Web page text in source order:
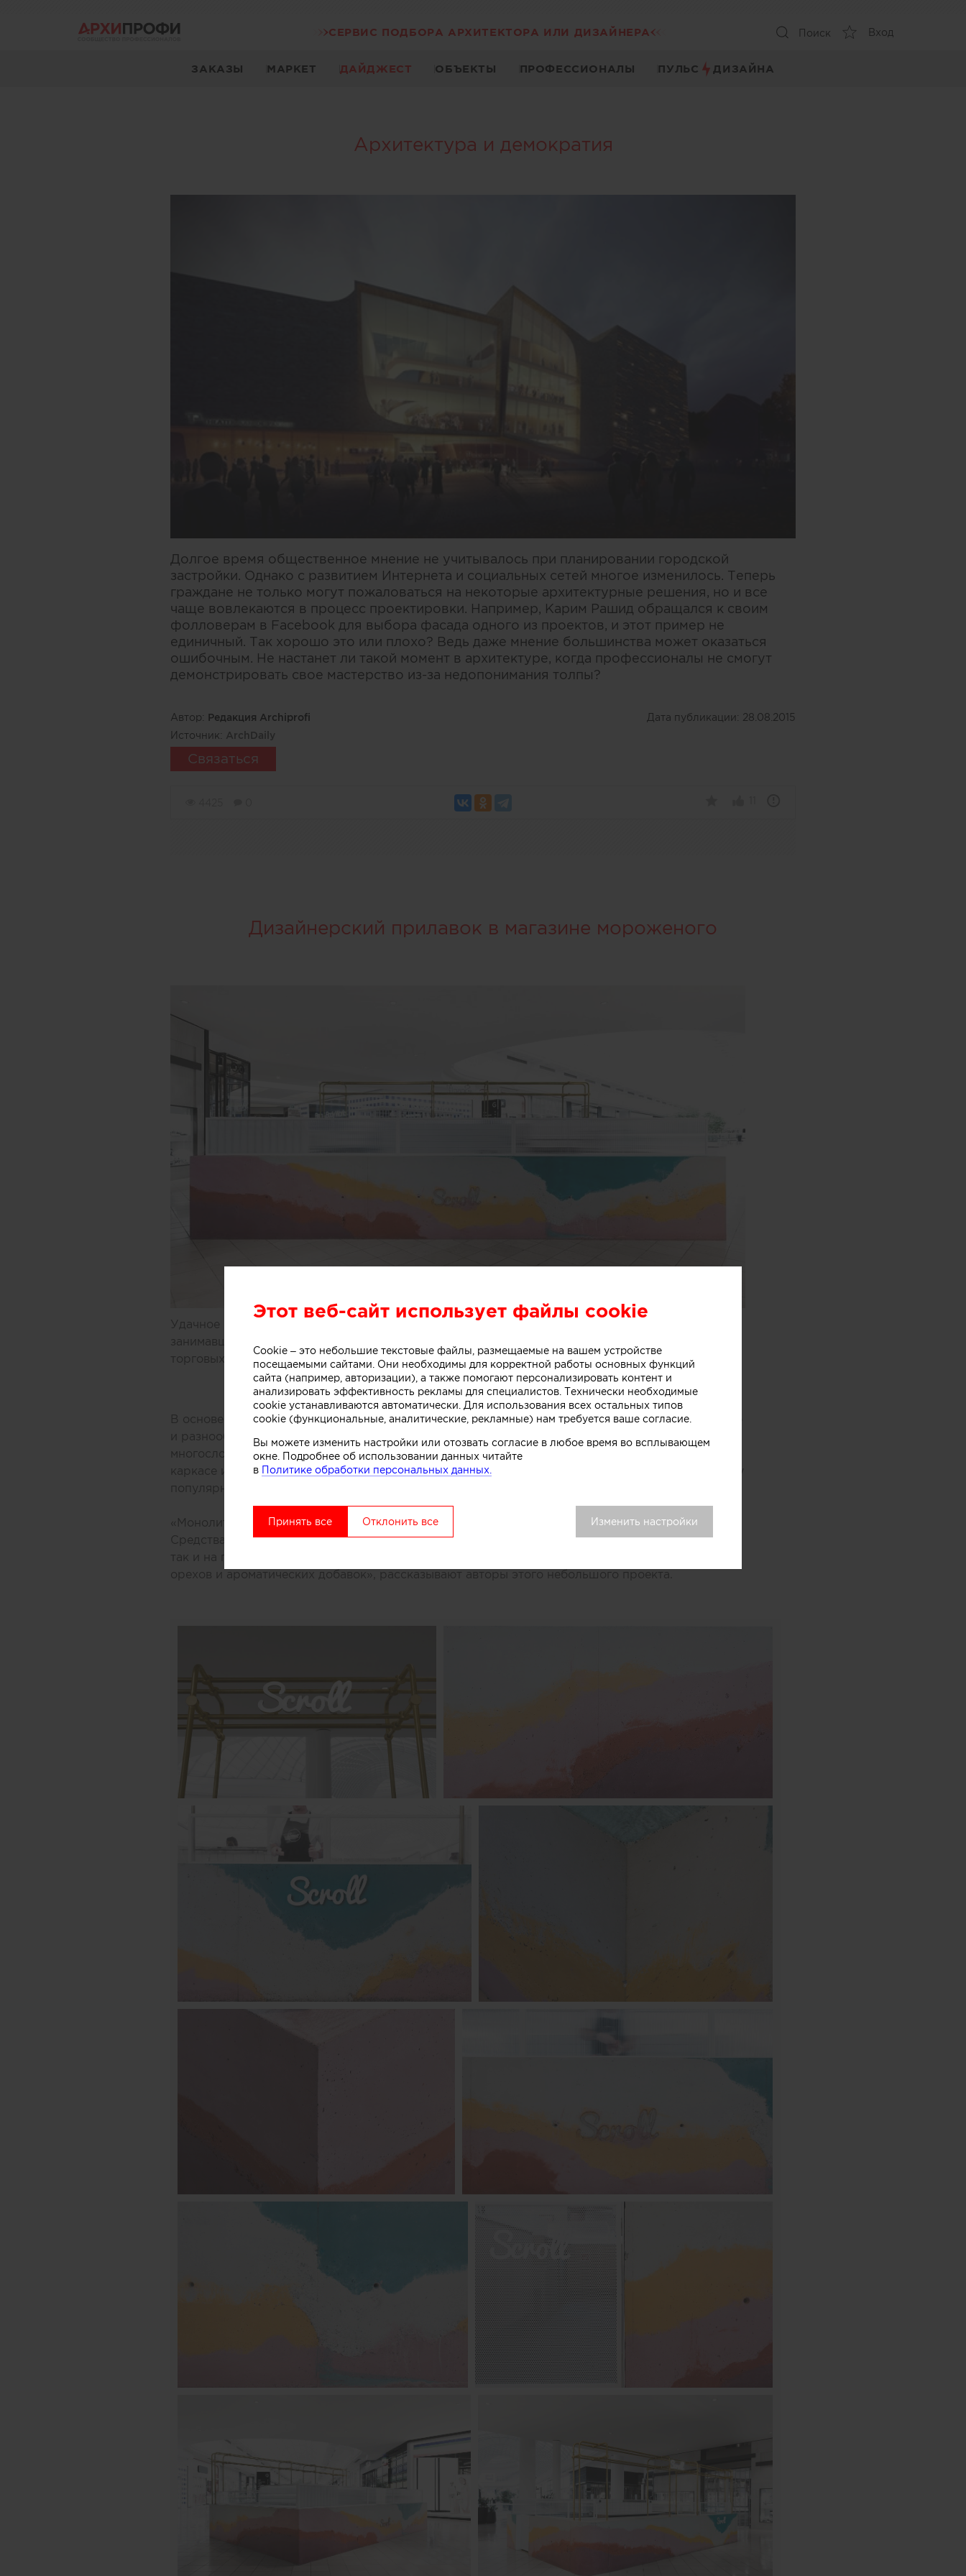
СЕРВИС ПОДБОРА АРХИТЕКТОРА ИЛИ ДИЗАЙНЕРА Поиск Вход
ЗАКАЗЫ МАРКЕТ ДАЙДЖЕСТ ОБЪЕКТЫ ПРОФЕССИОНАЛЫ ПУЛЬС ДИЗАЙНА
Архитектура и демократия
Долгое время общественное мнение не учитывалось при планировании городской
застройки. Однако с развитием Интернета и социальных сетей многое изменилось. Теперь
граждане не только могут пожаловаться на некоторые архитектурные решения, но и все
чаще вовлекаются в процесс проектировки. Например, Карим Рашид обращался к своим
фолловерам в Facebook для выбора фасада одного из проектов, и этот пример не
единичный. Так хорошо это или плохо? Ведь даже мнение большинства может оказаться
ошибочным. Не настанет ли такой момент в архитектуре, когда профессионалы не смогут
демонстрировать свое мастерство из-за недопонимания толпы?
Автор: Редакция Archiprofi Дата публикации: 28.08.2015
Источник: ArchDaily
Связаться
Дизайнерский прилавок в магазине мороженого
Удачное решение предложили специалисты бюро One Design Office и Studio Twocan,
занимавшиеся дизайном небольшого магазина мороженого, расположенного в одном из
торговых центров Мельбурна (Австралия).
В основе концепции массивной стойки лежит образ емкости с несколькими слоями мороженого
и разнообразных добавок. Технически замысел был реализован при помощи техники
многослойной заливки тонированного бетона. Логотип магазина мороженого был закреплен на
каркасе из медных трубок, символизирующих систему охлаждения в автоматах по производству
популярного ледяного лакомства.
«Монолитный фасад торговой точки выделяется среди других объектов торгового центра.
Средствами дизайна нам удалось сосредоточить внимание покупателей как на самом продукте,
так и на производственном процессе, в основе которого перемешивание слоев фруктов, ягод,
орехов и ароматических добавок», рассказывают авторы этого небольшого проекта.
Этот веб-сайт использует файлы cookie
Cookie – это небольшие текстовые файлы, размещаемые на вашем устройстве
посещаемыми сайтами. Они необходимы для корректной работы основных функций
сайта (например, авторизации), а также помогают персонализировать контент и
анализировать эффективность рекламы для специалистов. Технически необходимые
cookie устанавливаются автоматически. Для использования всех остальных типов
cookie (функциональные, аналитические, рекламные) нам требуется ваше согласие.
Вы можете изменить настройки или отозвать согласие в любое время во всплывающем
окне. Подробнее об использовании данных читайте
в Политике обработки персональных данных.
Принять все Отклонить все Изменить настройки